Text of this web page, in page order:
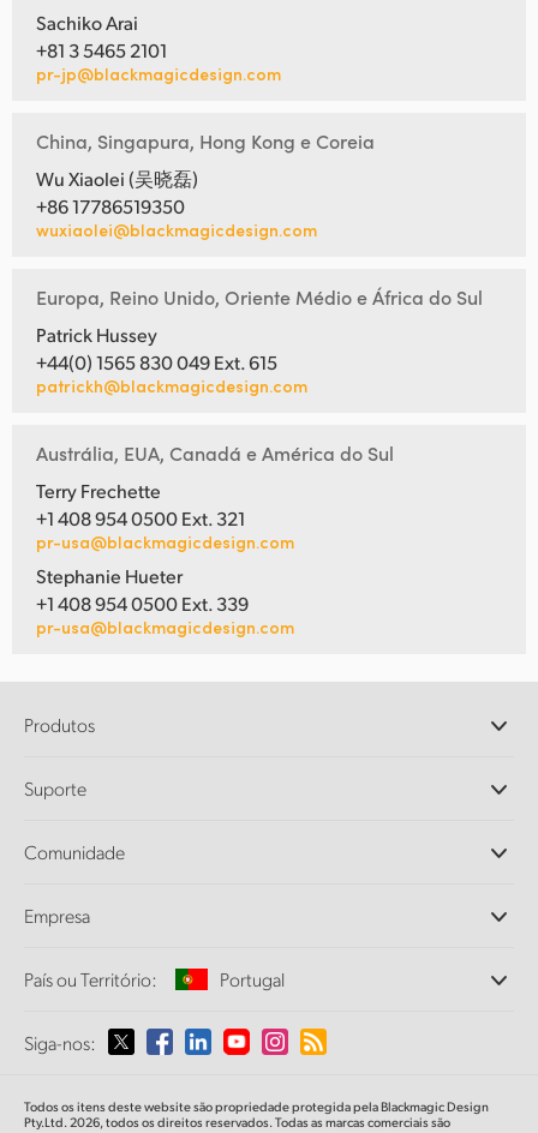
Sachiko Arai
+81 3 5465 2101
pr-jp@blackmagicdesign.com
China, Singapura, Hong Kong e Coreia
Wu Xiaolei (吴晓磊)
+86 17786519350
wuxiaolei@blackmagicdesign.com
Europa, Reino Unido, Oriente Médio e África do Sul
Patrick Hussey
+44(0) 1565 830 049 Ext. 615
patrickh@blackmagicdesign.com
Austrália, EUA, Canadá e América do Sul
Terry Frechette
+1 408 954 0500 Ext. 321
pr-usa@blackmagicdesign.com
Stephanie Hueter
+1 408 954 0500 Ext. 339
pr-usa@blackmagicdesign.com
Produtos
DaVinci Resolve e Fusion
Ultimatte
Captura e Reprodução
Conversão de Padrões
Monitoramento
Armazenamento em Rede
Roteamento e Distribuição
Suporte
Central de Suporte Técnico
Comunidade
Empresa
Sobre a Blackmagic Design
Imprensa
País ou Território: Portugal
Selecione seu país ou território
Siga-nos:
Todos os itens deste website são propriedade protegida pela Blackmagic Design
Pty.Ltd. 2026, todos os direitos reservados. Todas as marcas comerciais são